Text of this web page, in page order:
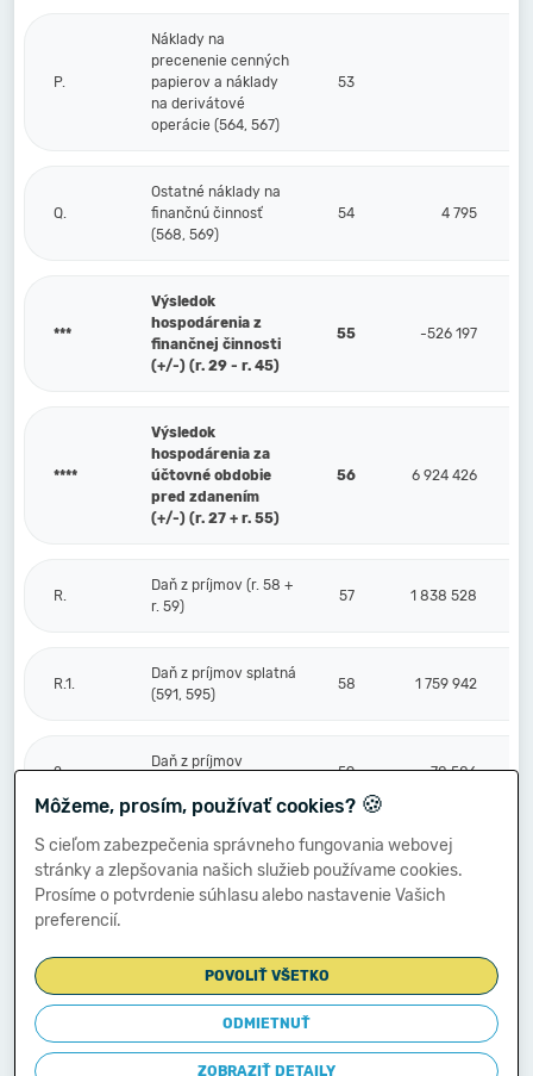
P.
Náklady na
precenenie cenných
papierov a náklady
na derivátové
operácie (564, 567)
53
Q.
Ostatné náklady na
finančnú činnosť
(568, 569)
54 4 795
***
Výsledok
hospodárenia z
finančnej činnosti
(+/-) (r. 29 - r. 45)
55 -526 197
****
Výsledok
hospodárenia za
účtovné obdobie
pred zdanením
(+/-) (r. 27 + r. 55)
56 6 924 426
R.
Daň z príjmov (r. 58 +
r. 59)
57 1 838 528
R.1.
Daň z príjmov splatná
(591, 595)
58 1 759 942
2.
Daň z príjmov
59 78 586
S.
Prevod podielov na
výsledku
hospodárenia
60
****
Výsledok
hospodárenia za
účtovné obdobie po
zdanení (+/-) (r. 56
61 5 085 898
Môžeme, prosím, používať cookies? 🍪
S cieľom zabezpečenia správneho fungovania webovej
stránky a zlepšovania našich služieb používame cookies.
Prosíme o potvrdenie súhlasu alebo nastavenie Vašich
preferencií.
POVOLIŤ VŠETKO
ODMIETNUŤ
ZOBRAZIŤ DETAILY